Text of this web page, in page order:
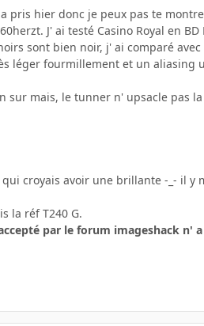
pris hier donc je peux pas te
J' ai testé Casino Royal en
sont bien noir, j' ai comparé
léger fourmillement et un aliasing
sur mais, le tunner n' upsacle pas
croyais avoir une brillante -_- il y
la réf T240 G.
par le forum imageshack n'